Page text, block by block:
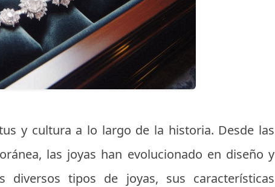
y cultura a lo largo de la historia. Desde las
las joyas han evolucionado en diseño y
diversos tipos de joyas, sus características